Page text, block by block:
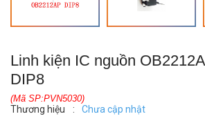
Linh kiện IC nguồn
DIP8
(Mã SP:PVN5030)
Thương hiệu : Chưa cập nhật